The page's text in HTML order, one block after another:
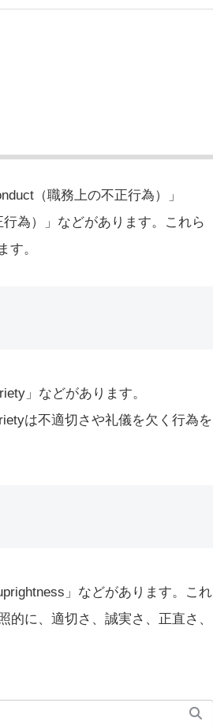
（職務上の不正行為）」
為）」などがあります。これら
す。
」などがあります。
は不適切さや礼儀を欠く行為を
」などがあります。これ
に、適切さ、誠実さ、正直さ、